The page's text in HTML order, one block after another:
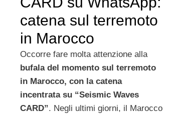
catena sul terremoto
in Marocco
Occorre fare molta attenzione alla
bufala del momento sul terremoto
in Marocco, con la catena
incentrata su “Seismic Waves
CARD”. Negli ultimi giorni, il Marocco